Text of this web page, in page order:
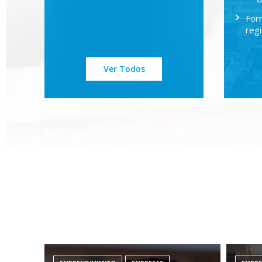
Ver Todos